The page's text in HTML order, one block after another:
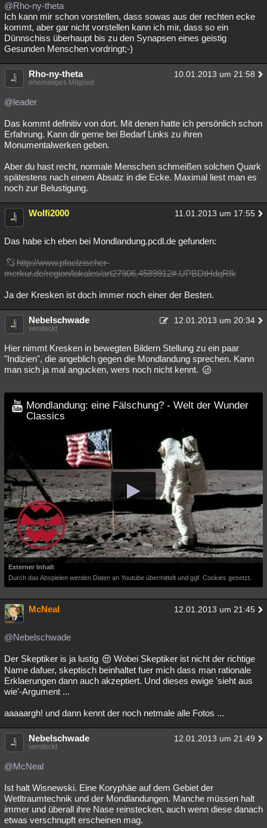
@Rho-ny-theta
Ich kann mir schon vorstellen, dass sowas aus der rechten ecke
kommt, aber gar nicht vorstellen kann ich mir, dass so ein
Dünnschiss überhaupt bis zu den Synapsen eines geistig
Gesunden Menschen vordringt;-)
Rho-ny-theta 10.01.2013 um 21:58
ehemaliges Mitglied
@leader
Das kommt definitiv von dort. Mit denen hatte ich persönlich schon
Erfahrung. Kann dir gerne bei Bedarf Links zu ihren
Monumentalwerken geben.
Aber du hast recht, normale Menschen schmeißen solchen Quark
spätestens nach einem Absatz in die Ecke. Maximal liest man es
noch zur Belustigung.
Wolfi2000 11.01.2013 um 17:55
Das habe ich eben bei Mondlandung.pcdl.de gefunden:
http://www.pfaelzischer-
merkur.de/region/lokales/art27906,4589912#.UPBDtHdqRfk
Ja der Kresken ist doch immer noch einer der Besten.
Nebelschwade 12.01.2013 um 20:34
versteckt
Hier nimmt Kresken in bewegten Bildern Stellung zu ein paar
"Indizien", die angeblich gegen die Mondlandung sprechen. Kann
man sich ja mal angucken, wers noch nicht kennt.
Mondlandung: eine Fälschung? - Welt der Wunder
Classics
Externer Inhalt
Durch das Abspielen werden Daten an Youtube übermittelt und ggf. Cookies gesetzt.
McNeal 12.01.2013 um 21:45
@Nebelschwade
Der Skeptiker is ja lustig
Wobei Skeptiker ist nicht der richtige
Name dafuer, skeptisch beinhaltet fuer mich dass man rationale
Erklaerungen dann auch akzeptiert. Und dieses ewige 'sieht aus
wie'-Argument ...
aaaaargh! und dann kennt der noch netmale alle Fotos ...
Nebelschwade 12.01.2013 um 21:49
versteckt
@McNeal
Ist halt Wisnewski. Eine Koryphäe auf dem Gebiet der
Wetltraumtechnik und der Mondlandungen. Manche müssen halt
immer und überall ihre Nase reinstecken, auch wenn diese danach
etwas verschnupft erscheinen mag.